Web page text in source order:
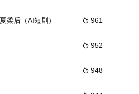
现实的刑侦记录片。
刘诗诗 饰）都倾心少将军林慕飞（袁弘 饰）
 961
柔后（AI短剧）
 952
 948